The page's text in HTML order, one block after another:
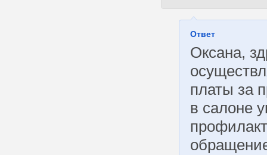
Ответ
Оксана,
платы за
в салоне